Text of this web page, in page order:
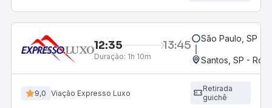
12:35 13:45
Duração: 1h 10m
São Paulo, SP -
Santos, SP -
9,0 Viação Expresso Luxo
Retirada
guichê